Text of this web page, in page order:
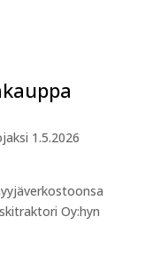
1.5.2026
Oy:hyn